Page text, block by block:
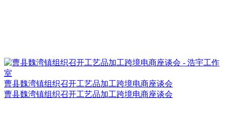
曹县魏湾镇组织召开工艺品加工跨境电商座谈会
曹县魏湾镇组织召开工艺品加工跨境电商座谈会